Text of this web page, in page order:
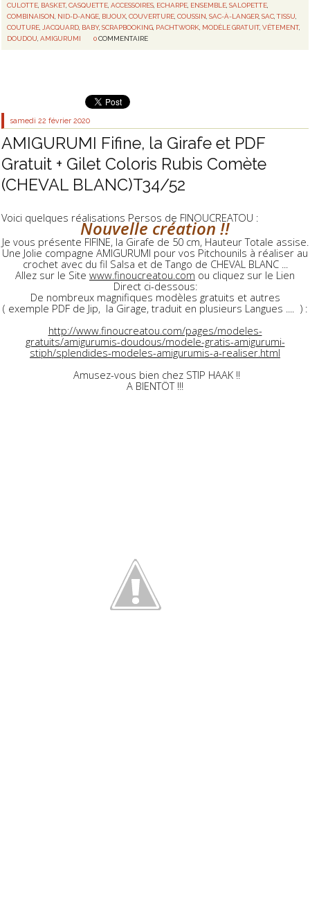
CULOTTE BASKET,CASQUETTE ,ACCESSOIRES ECHARPE ENSEMBLE ,SALOPETTE
COMBINAISON NID-D-ANGE BIJOUX ,COUVERTURE ,COUSSIN ,SAC-À-LANGER ,SAC ,TISSU
COUTURE JACQUARD BABY,SCRAPBOOKING PACHTWORK MODÈLE GRATUIT,VÊTEMENT,
DOUDOU ,AMIGURUMI 0 COMMENTAIRE
samedi 22 février 2020
AMIGURUMI Fifine, la Girafe et PDF
Gratuit + Gilet Coloris Rubis Comète
(CHEVAL BLANC)T34/52
Voici quelques réalisations Persos de FINOUCREATOU :
Nouvelle création !!
Je vous présente FIFINE, la Girafe de 50 cm, Hauteur Totale assise.
Une Jolie compagne AMIGURUMI pour vos Pitchounils à réaliser au
crochet avec du fil Salsa et de Tango de CHEVAL BLANC ...
Allez sur le Site www.finoucreatou.com ou cliquez sur le Lien
Direct ci-dessous:
De nombreux magnifiques modèles gratuits et autres
( exemple PDF de Jip, la Girage, traduit en plusieurs Langues .... ) :
http://www.finoucreatou.com/pages/modeles-
gratuits/amigurumis-doudous/modele-gratis-amigurumi-
stiph/splendides-modeles-amigurumis-a-realiser.html
Amusez-vous bien chez STIP HAAK !!
A BIENTÖT !!!